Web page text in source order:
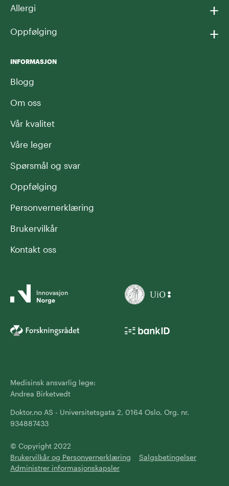
Allergi +
Oppfølging +
INFORMASJON
Blogg
Om oss
Vår kvalitet
Våre leger
Spørsmål og svar
Oppfølging
Personvernerklæring
Brukervilkår
Kontakt oss
Medisinsk ansvarlig lege:
Andrea Birketvedt
Doktor.no AS - Universitetsgata 2, 0164 Oslo. Org. nr.
934887433
© Copyright 2022
Brukervilkår og Personvernerklæring
Salgsbetingelser
Administrer informasjonskapsler